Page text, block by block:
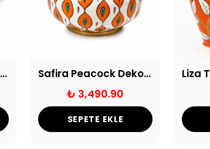
Yarım Halka Yuvarlak Dekoratif Tepsi Eskitme Safira Peacock Dekoratif Küp
₺ 3,490.90
SEPETE EKLE